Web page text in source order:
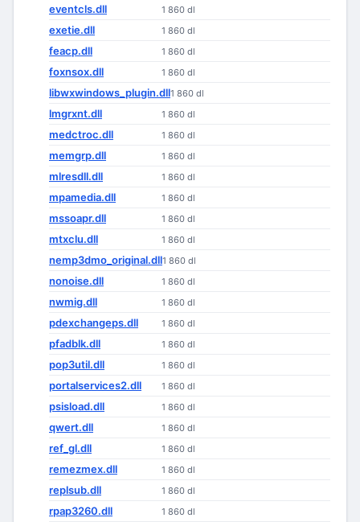
eventcls.dll 1 860 dl
exetie.dll 1 860 dl
feacp.dll 1 860 dl
foxnsox.dll 1 860 dl
libwxwindows_plugin.dll1 860 dl
lmgrxnt.dll 1 860 dl
medctroc.dll 1 860 dl
memgrp.dll 1 860 dl
mlresdll.dll 1 860 dl
mpamedia.dll 1 860 dl
mssoapr.dll 1 860 dl
mtxclu.dll 1 860 dl
nemp3dmo_original.dll1 860 dl
nonoise.dll 1 860 dl
nwmig.dll 1 860 dl
pdexchangeps.dll 1 860 dl
pfadblk.dll 1 860 dl
pop3util.dll 1 860 dl
portalservices2.dll 1 860 dl
psisload.dll 1 860 dl
qwert.dll 1 860 dl
ref_gl.dll 1 860 dl
remezmex.dll 1 860 dl
replsub.dll 1 860 dl
rpap3260.dll 1 860 dl